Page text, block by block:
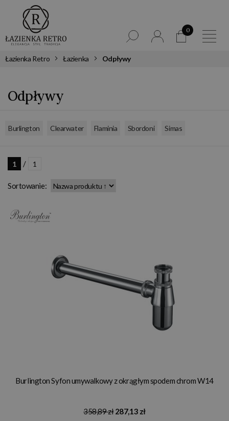
0
Łazienka Retro Łazienka Odpływy
Odpływy
Burlington Clearwater Flaminia Sbordoni Simas
1 / 1
Sortowanie:
Burlington Syfon umywalkowy z okrągłym spodem chrom W14
358,89 zł 287,13 zł